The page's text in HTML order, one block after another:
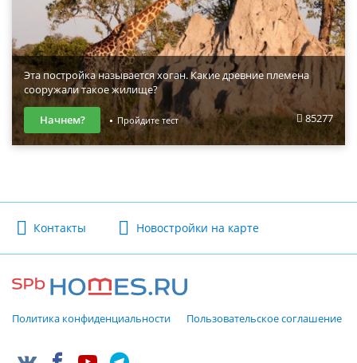
Эта постройка называется хоган. Какие древние племена
сооружали такое жилище?
85277
Начнем? Пройдите тест
Контакты Новостройки на карте
Политика конфиденциальности Пользовательское соглашение